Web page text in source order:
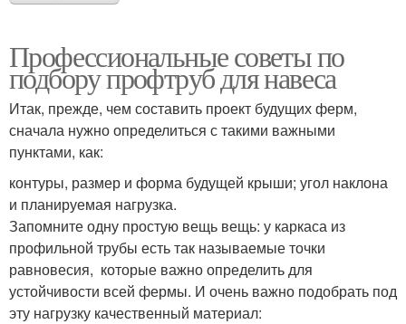
Профессиональные советы по
подбору профтруб для навеса
Итак, прежде, чем составить проект будущих ферм,
сначала нужно определиться с такими важными
пунктами, как:
контуры, размер и форма будущей крыши; угол наклона
и планируемая нагрузка.
Запомните одну простую вещь вещь: у каркаса из
профильной трубы есть так называемые точки
равновесия, которые важно определить для
устойчивости всей фермы. И очень важно подобрать под
эту нагрузку качественный материал: